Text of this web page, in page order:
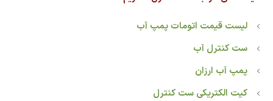
لیست قیمت اتومات پمپ آب
ست کنترل آب
پمپ آب ارزان
کیت الکتریکی ست کنترل